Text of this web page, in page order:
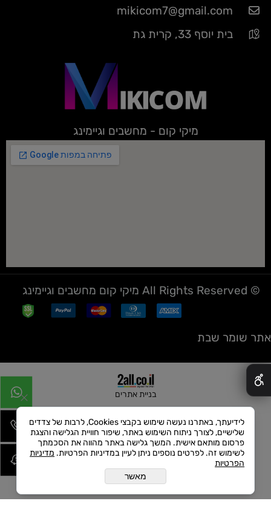
mikicom7@gmail.com
בית יוסף 33, קרית גת
מיקי קום - מחשבים וגיימינג
© All Rights Reserved מיקי קום מחשבים וגיימינג
אתר שומר שבת
בניית אתרים
לידיעתך, באתרנו נעשה שימוש בקבצי Cookies, לרבות של צדדים
שלישיים, לצורך ניתוח השימוש באתר, שיפור חוויית הגלישה והצגת
פרסום מותאם אישית. המשך גלישה באתר מהווה את הסכמתך
לשימוש זה. לפרטים נוספים ניתן לעיין במדיניות הפרטיות. מדיניות
הפרטיות
מאשר